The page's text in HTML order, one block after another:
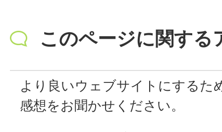
このページに関する
より良いウェブサイトにするた
感想をお聞かせください。